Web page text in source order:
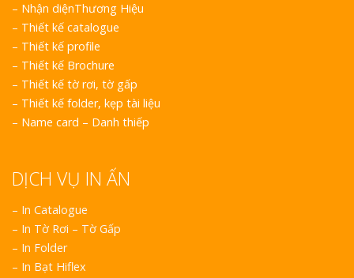
– Nhận diệnThương Hiệu
– Thiết kế catalogue
– Thiết kế profile
– Thiết kế Brochure
– Thiết kế tờ rơi, tờ gấp
– Thiết kế folder, kẹp tài liệu
– Name card – Danh thiếp
DỊCH VỤ IN ẤN
– In Catalogue
– In Tờ Rơi – Tờ Gấp
– In Folder
– In Bạt Hiflex